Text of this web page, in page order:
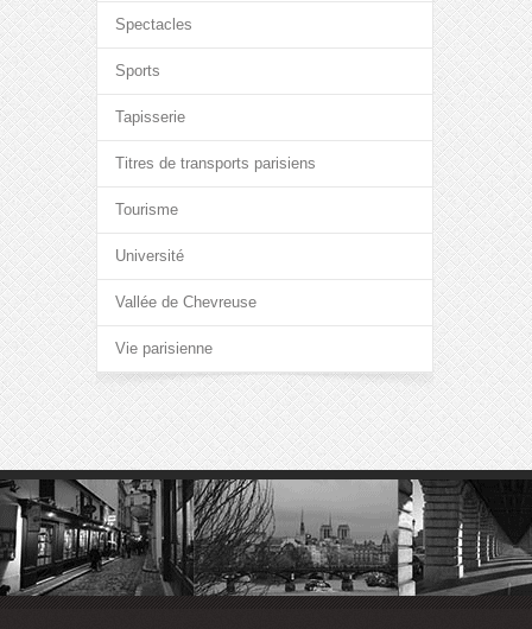
Spectacles
Sports
Tapisserie
Titres de transports parisiens
Tourisme
Université
Vallée de Chevreuse
Vie parisienne